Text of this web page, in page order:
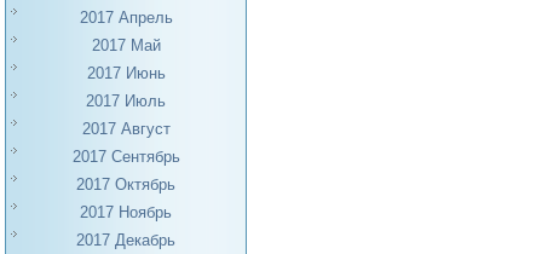
2017 Апрель
2017 Май
2017 Июнь
2017 Июль
2017 Август
2017 Сентябрь
2017 Октябрь
2017 Ноябрь
2017 Декабрь